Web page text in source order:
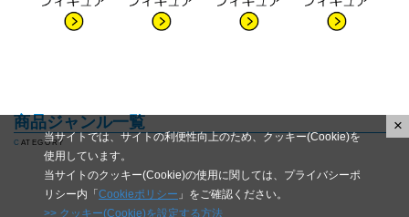
商品ジャンル一覧
CATEGORY当サイトでは、サイトの利便性向上のため、クッキー(Cookie)を
使用しています。
当サイトのクッキー(Cookie)の使用に関しては、プライバシーポ
リシー内「 Cookieポリシー 」をご確認ください。
>> クッキー(Cookie)を設定する方法
×